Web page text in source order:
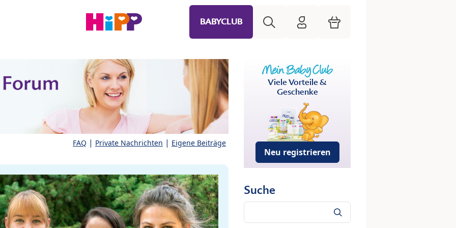
BABYCLUB HiPP Mein Babyclub
Warenkorb
FAQ | Private Nachrichten | Eigene Beiträge
Viele Vorteile &
Geschenke
Neu registrieren
Suche